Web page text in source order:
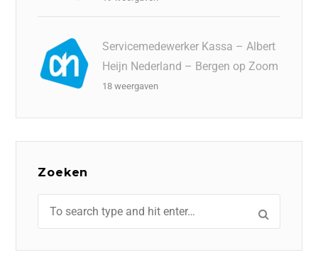
Servicemedewerker Kassa – Albert
Heijn Nederland – Bergen op Zoom
18 weergaven
Zoeken